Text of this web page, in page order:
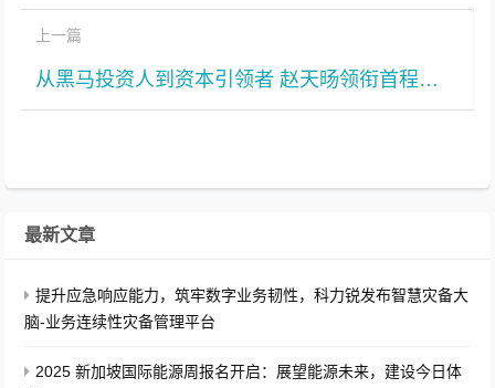
上一篇
从黑马投资人到资本引领者 赵天旸领衔首程控股开启“丰收年”
最新文章
提升应急响应能力，筑牢数字业务韧性，科力锐发布智慧灾备大
脑-业务连续性灾备管理平台
2025 新加坡国际能源周报名开启：展望能源未来，建设今日体